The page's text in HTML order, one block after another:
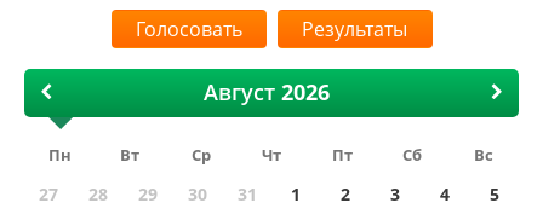
Результаты
Август
Пн Вт Ср Чт Пт Сб Вс
27 28 29 30 31 1 2 3 4
5